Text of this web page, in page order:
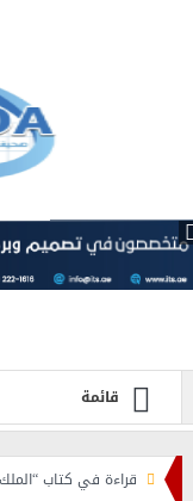
قائمة
قراءة في كتاب “الملك